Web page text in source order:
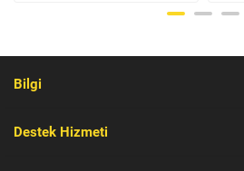
Bilgi
Destek Hizmeti